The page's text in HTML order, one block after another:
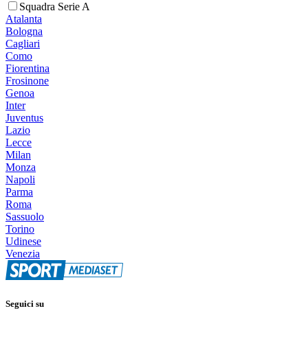
Squadra Serie A
Atalanta
Bologna
Cagliari
Como
Fiorentina
Frosinone
Genoa
Inter
Juventus
Lazio
Lecce
Milan
Monza
Napoli
Parma
Roma
Sassuolo
Torino
Udinese
Venezia
Seguici su